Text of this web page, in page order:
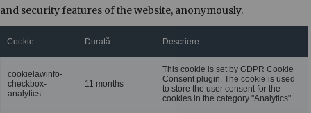
and security features of the website, anonymously.
Cookie Durată Descriere
cookielawinfo-
checkbox-
analytics
11 months
This cookie is set by GDPR Cookie
Consent plugin. The cookie is used
to store the user consent for the
cookies in the category "Analytics".